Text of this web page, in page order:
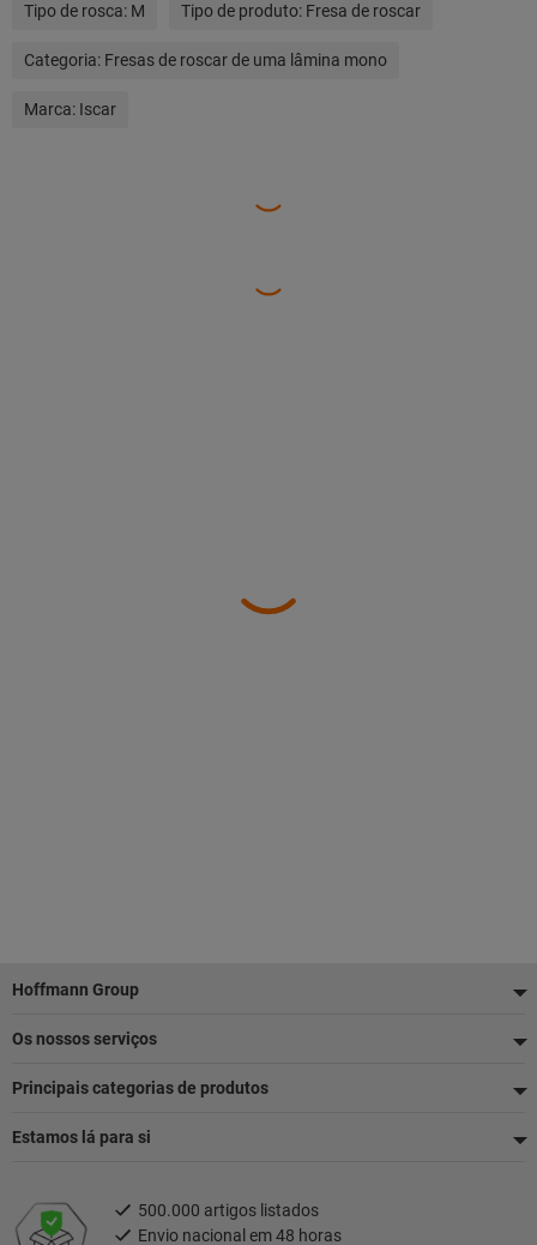
Tipo de rosca: M Tipo de produto: Fresa de roscar
Categoria: Fresas de roscar de uma lâmina mono
Marca: Iscar
Rodapé
Hoffmann Group
Os nossos serviços
Principais categorias de produtos
Estamos lá para si
500.000 artigos listados
Envio nacional em 48 horas